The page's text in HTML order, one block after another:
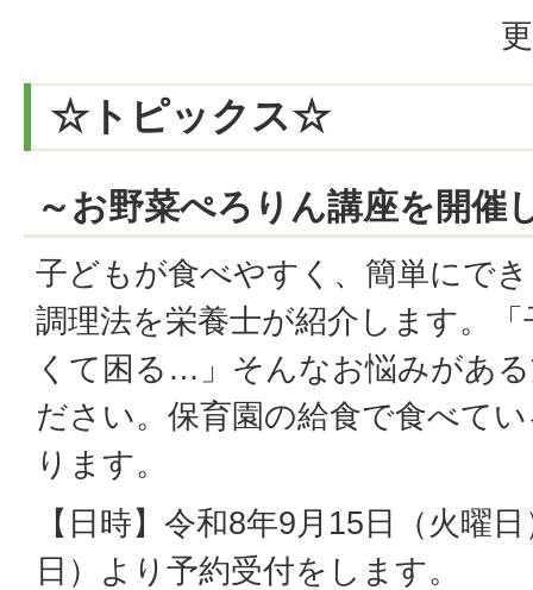
☆トピックス☆
～お野菜ぺろりん講座を開催
子どもが食べやすく、簡単にで
調理法を栄養士が紹介します。
くて困る…」そんなお悩みがあ
ださい。保育園の給食で食べて
ります。
【日時】令和8年9月15日（火曜
日）より予約受付をします。